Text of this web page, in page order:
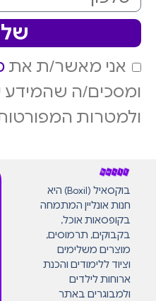
אני מאשר/ת את
ומסכים/ה שהמידע
ולמטרות
בוקסאיל (Boxil) היא
חנות אונליין המתמחה
בקופסאות אוכל,
בקבוקים, תרמוסים,
מוצרים משלימים
וציוד ללימודים והכנת
ארוחות לילדים
ולמבוגרים באתר